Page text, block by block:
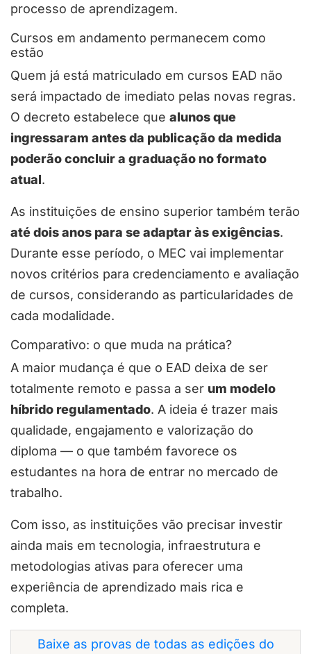
processo de aprendizagem.
Cursos em andamento permanecem como
estão
Quem já está matriculado em cursos EAD não
será impactado de imediato pelas novas regras.
O decreto estabelece que alunos que
ingressaram antes da publicação da medida
poderão concluir a graduação no formato
atual.
As instituições de ensino superior também terão
até dois anos para se adaptar às exigências.
Durante esse período, o MEC vai implementar
novos critérios para credenciamento e avaliação
de cursos, considerando as particularidades de
cada modalidade.
Comparativo: o que muda na prática?
A maior mudança é que o EAD deixa de ser
totalmente remoto e passa a ser um modelo
híbrido regulamentado. A ideia é trazer mais
qualidade, engajamento e valorização do
diploma — o que também favorece os
estudantes na hora de entrar no mercado de
trabalho.
Com isso, as instituições vão precisar investir
ainda mais em tecnologia, infraestrutura e
metodologias ativas para oferecer uma
experiência de aprendizado mais rica e
completa.
Baixe as provas de todas as edições do